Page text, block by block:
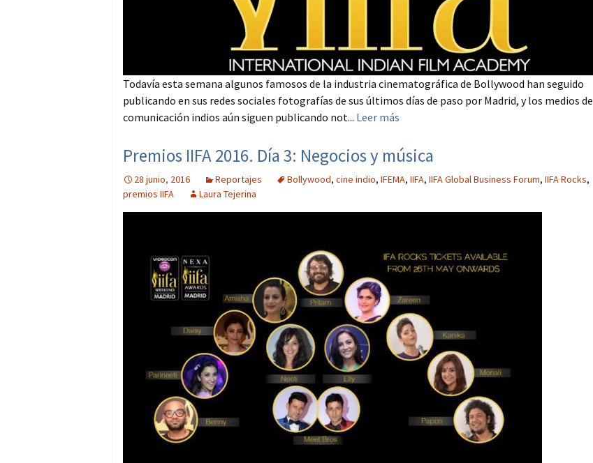
Todavía esta semana algunos famosos de la industria cinematográfica de Bollywood han seguido
publicando en sus redes sociales fotografías de sus últimos días de paso por Madrid, y los medios de
comunicación indios aún siguen publicando not... Leer más
Premios IIFA 2016. Día 3: Negocios y música
28 junio, 2016 Reportajes Bollywood, cine indio, IFEMA, IIFA, IIFA Global Business Forum, IIFA Rocks,
premios IIFA
Laura Tejerina